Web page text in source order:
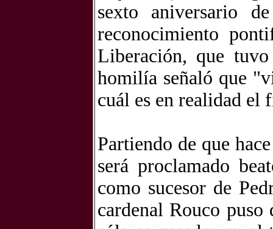
sexto aniversario
reconocimiento
Liberación, que
homilía señaló que
cuál es en realidad el
Partiendo de que
será proclamado
como sucesor de
cardenal Rouco puso